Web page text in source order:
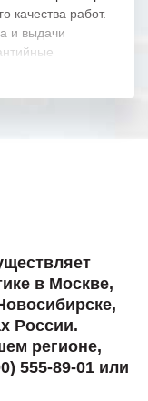
качества работ.
и выдачи
в
высокую
самых сложных
открытые
желаем
в Москве,
России.
регионе,
555-89-01 или